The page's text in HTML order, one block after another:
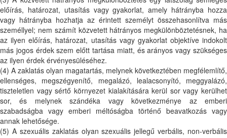
előírás, határozat, utasítás vagy gyakorlat, amely hátrányba hozza
vagy hátrányba hozhatja az érintett személyt összehasonlítva más
személlyel; nem számít közvetett hátrányos megkülönböztetésnek, ha
az ilyen előírás, határozat, utasítás vagy gyakorlat objektíve indokolt
más jogos érdek szem előtt tartása miatt, és arányos vagy szükséges
az ilyen érdek érvényesüléséhez.
(4) A zaklatás olyan magatartás, melynek következtében megfélemlítő,
ellenséges, megszégyenítő, megalázó, lealacsonyító, meggyalázó,
tiszteletlen vagy sértő környezet kialakítására kerül sor vagy kerülhet
sor, és melynek szándéka vagy következménye az emberi
szabadságba vagy emberi méltóságba történő beavatkozás vagy
annak lehetősége.
(5) A szexuális zaklatás olyan szexuális jellegű verbális, non-verbális